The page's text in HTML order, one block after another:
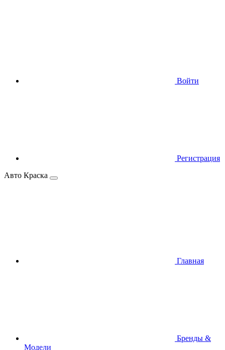
Войти
Регистрация
Авто Краска
Главная
Бренды &
Модели